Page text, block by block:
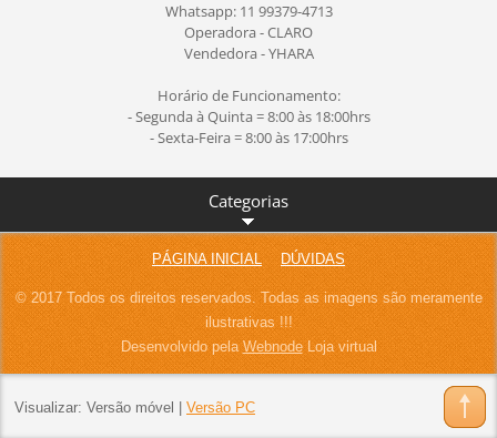
Whatsapp: 11 99379-4713
Operadora - CLARO
Vendedora - YHARA
Horário de Funcionamento:
- Segunda à Quinta = 8:00 às 18:00hrs
- Sexta-Feira = 8:00 às 17:00hrs
Categorias
PÁGINA INICIAL DÚVIDAS
© 2017 Todos os direitos reservados. Todas as imagens são meramente
ilustrativas !!!
Desenvolvido pelaWebnodeLoja virtual
Visualizar: Versão móvel Versão PC